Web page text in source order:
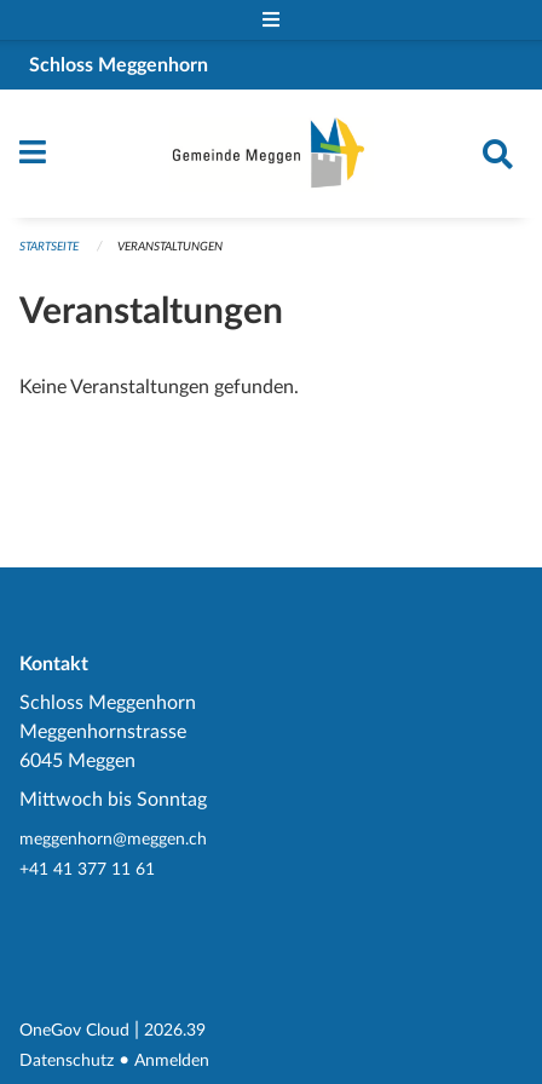
Schloss Meggenhorn
STARTSEITE VERANSTALTUNGEN
Veranstaltungen
Keine Veranstaltungen gefunden.
Kontakt
Schloss Meggenhorn
Meggenhornstrasse
6045 Meggen
Mittwoch bis Sonntag
meggenhorn@meggen.ch
+41 41 377 11 61
OneGov Cloud (External Link)
2026.39
Datenschutz (External Link)
Anmelden